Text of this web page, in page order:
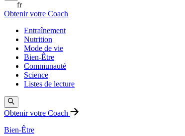
fr
Obtenir votre Coach
Entraînement
Nutrition
Mode de vie
Bien-Être
Communauté
Science
Listes de lecture
Obtenir votre Coach
Bien-Être